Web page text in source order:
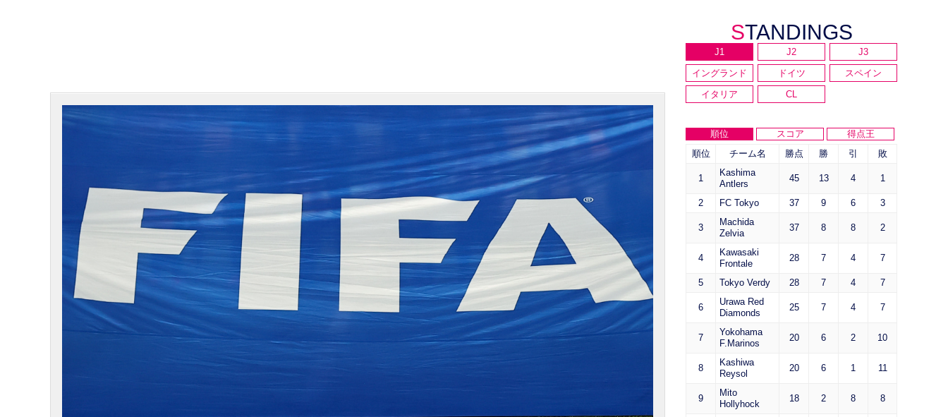
STANDINGS
J1 J2
J3
イングランド
ドイツ
スペイン
イタリア
CL
順位 スコア
得点王
順位
チーム名 勝点 勝 引 敗
1
Kashima
Antlers
45 13 4 1
2 FC Tokyo 37 9 6 3
3
Machida
Zelvia
37 8 8 2
4
Kawasaki
Frontale
28 7 4 7
5 Tokyo Verdy 28 7 4 7
6
Urawa Red
Diamonds
25 7 4 7
7
Yokohama
F.Marinos
20 6 2 10
8
Kashiwa
Reysol
20 6 1 11
9
Mito
Hollyhock
18 2 8 8